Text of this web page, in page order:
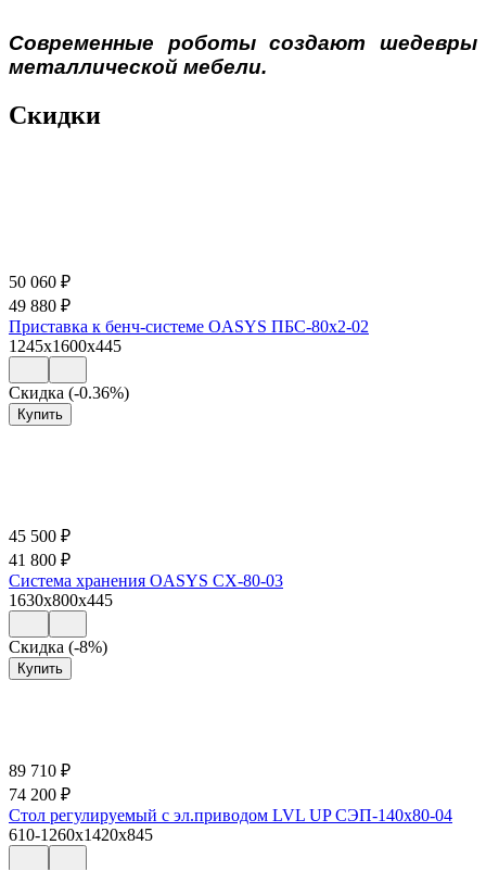
Современные роботы создают шедевры
металлической мебели.
Скидки
50 060 ₽
49 880 ₽
Приставка к бенч-системе OASYS ПБС-80х2-02
1245x1600x445
Скидка (-0.36%)
Купить
45 500 ₽
41 800 ₽
Система хранения OASYS СХ-80-03
1630x800x445
Скидка (-8%)
Купить
89 710 ₽
74 200 ₽
Стол регулируемый с эл.приводом LVL UP СЭП-140х80-04
610-1260x1420x845